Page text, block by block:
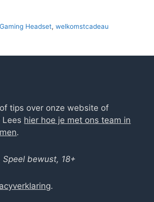
Headset, welkomstcadeau
tips over onze website of
Lees hier hoe je met ons team in
.
Speel bewust, 18+
.